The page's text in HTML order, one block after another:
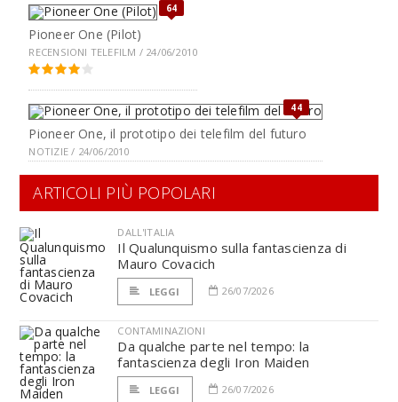
64
Pioneer One (Pilot)
RECENSIONI TELEFILM / 24/06/2010
44
Pioneer One, il prototipo dei telefilm del futuro
NOTIZIE / 24/06/2010
ARTICOLI PIÙ POPOLARI
DALL'ITALIA
Il Qualunquismo sulla fantascienza di
Mauro Covacich
LEGGI 26/07/2026
CONTAMINAZIONI
Da qualche parte nel tempo: la
fantascienza degli Iron Maiden
LEGGI 26/07/2026